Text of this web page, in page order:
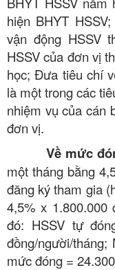
hiện BHYT
vận động HSSV
HSSV của đơn vị
học; Đưa tiêu chí
là một trong các
nhiệm vụ của cán
đơn vị.
Về mức
một tháng bằng
đăng ký tham gia
4,5% x 1.800.000
đó: HSSV tự
đồng/người/
mức đóng =